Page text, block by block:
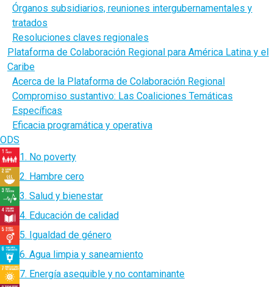
Órganos subsidiarios, reuniones intergubernamentales y
tratados
Resoluciones claves regionales
Plataforma de Colaboración Regional para América Latina y el
Caribe
Acerca de la Plataforma de Colaboración Regional
Compromiso sustantivo: Las Coaliciones Temáticas
Específicas
Eficacia programática y operativa
ODS
1. No poverty
2. Hambre cero
3. Salud y bienestar
4. Educación de calidad
5. Igualdad de género
6. Agua limpia y saneamiento
7. Energía asequible y no contaminante